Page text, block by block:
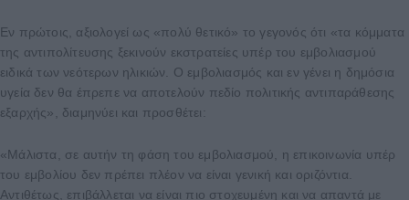
Εν πρώτοις, αξιολογεί ως «πολύ θετικό» το γεγονός ότι «τα κόμματα
της αντιπολίτευσης ξεκινούν εκστρατείες υπέρ του εμβολιασμού
ειδικά των νεότερων ηλικιών. Ο εμβολιασμός και εν γένει η δημόσια
υγεία δεν θα έπρεπε να αποτελούν πεδίο πολιτικής αντιπαράθεσης
εξαρχής», διαμηνύει και προσθέτει:
«Μάλιστα, σε αυτήν τη φάση του εμβολιασμού, η επικοινωνία υπέρ
του εμβολίου δεν πρέπει πλέον να είναι γενική και οριζόντια.
Αντιθέτως, επιβάλλεται να είναι πιο στοχευμένη και να απαντά με